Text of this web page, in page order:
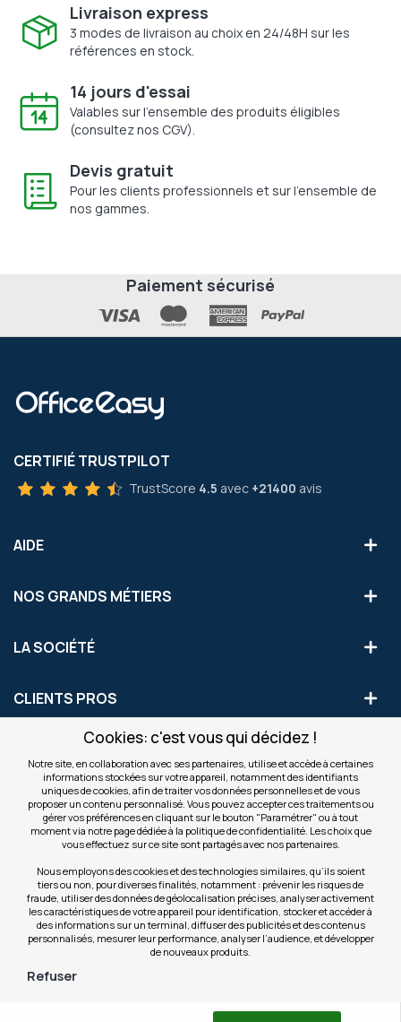
Cookies: c'est vous qui décidez !
Notre site, en collaboration avec ses partenaires, utilise et accède à certaines
informations stockées sur votre appareil, notamment des identifiants
uniques de cookies, afin de traiter vos données personnelles et de vous
proposer un contenu personnalisé. Vous pouvez accepter ces traitements ou
gérer vos préférences en cliquant sur le bouton "Paramétrer" ou à tout
moment via notre page dédiée à la politique de confidentialité. Les choix que
vous effectuez sur ce site sont partagés avec nos partenaires.
Nous employons des cookies et des technologies similaires, qu’ils soient
tiers ou non, pour diverses finalités, notamment : prévenir les risques de
fraude, utiliser des données de géolocalisation précises, analyser activement
les caractéristiques de votre appareil pour identification, stocker et accéder à
des informations sur un terminal, diffuser des publicités et des contenus
personnalisés, mesurer leur performance, analyser l’audience, et développer
de nouveaux produits.
Refuser
Livraison express
3 modes de livraison au choix en 24/48H sur les
références en stock.
14 jours d'essai
Valables sur l'ensemble des produits éligibles
(consultez nos CGV).
Devis gratuit
Pour les clients professionnels et sur l'ensemble de
nos gammes.
Paiement sécurisé
CERTIFIÉ TRUSTPILOT
TrustScore 4.5 avec +21400 avis
AIDE
NOS GRANDS MÉTIERS
LA SOCIÉTÉ
CLIENTS PROS
S'INSCRIRE AUX OFFRES COMMERCIALES
Inscription
notre
newsletter
Valider
NOS SITES